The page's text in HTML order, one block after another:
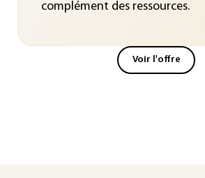
complément des ressources.
Voir l'offre